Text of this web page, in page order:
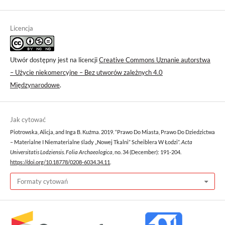
Licencja
Utwór dostępny jest na licencjiCreative Commons Uznanie autorstwa
– Użycie niekomercyjne – Bez utworów zależnych 4.0
Międzynarodowe.
Jak cytować
Piotrowska, Alicja, and Inga B. Kuźma. 2019. “Prawo Do Miasta, Prawo Do Dziedzictwa
– Materialne I Niematerialne ślady „Nowej Tkalni” Scheiblera W Łodzi”. Acta
Universitatis Lodziensis. Folia Archaeologica , no. 34 (December): 191-204.
https://doi.org/10.18778/0208-6034.34.11
Formaty cytowań